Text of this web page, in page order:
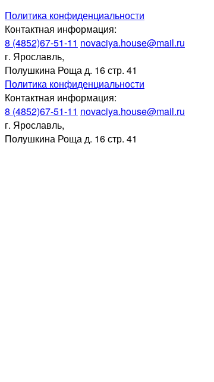
Политика конфиденциальности
Контактная информация:
8 (4852)67-51-11 novaciya.house@mail.ru
г. Ярославль,
Полушкина Роща д. 16 стр. 41
Политика конфиденциальности
Контактная информация:
8 (4852)67-51-11 novaciya.house@mail.ru
г. Ярославль,
Полушкина Роща д. 16 стр. 41